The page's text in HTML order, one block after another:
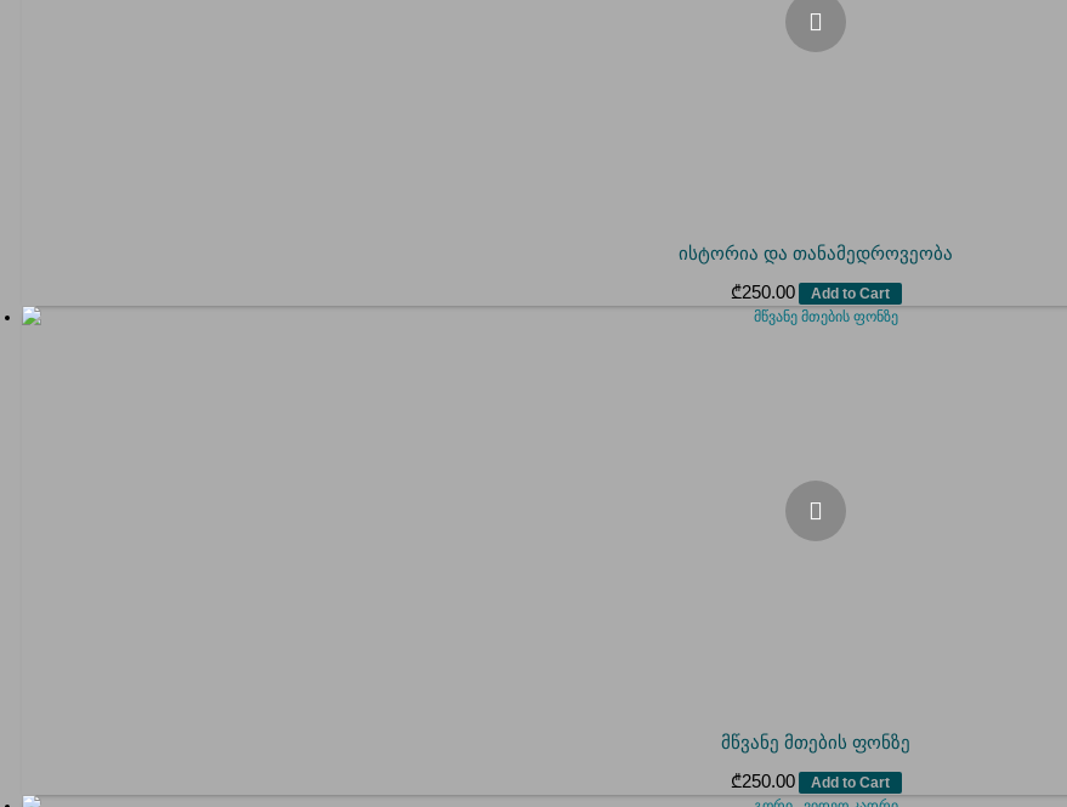
ისტორია და თანამედროვეობა
₾250.00 Add to Cart
მწვანე მთების ფონზე
₾250.00 Add to Cart